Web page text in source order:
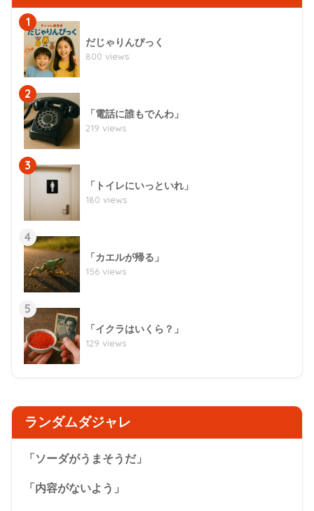
1
だじゃりんぴっく
800 views
2
「電話に誰もでんわ」
219 views
3
「トイレにいっといれ」
180 views
4
「カエルが帰る」
156 views
5
「イクラはいくら？」
129 views
ランダムダジャレ
「ソーダがうまそうだ」
「内容がないよう」